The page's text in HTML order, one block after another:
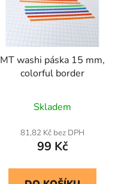
MT washi páska 15 mm,
colorful border
Skladem
81,82 Kč bez DPH
99 Kč